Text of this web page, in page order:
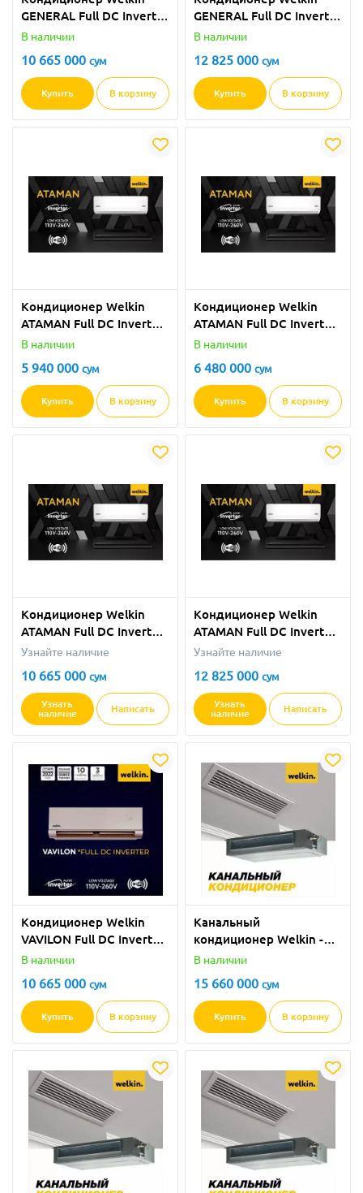
GENERAL Full DС Inverter
- 18 BTU
В наличии
10 665 000 сум
Купить В корзину
GENERAL Full DС Inverter
- 24 BTU
В наличии
12 825 000 сум
Купить В корзину
Кондиционер Welkin
ATAMAN Full DС Inverter
- 09 BTU
В наличии
5 940 000 сум
Купить В корзину
Кондиционер Welkin
ATAMAN Full DС Inverter
- 12 BTU
В наличии
6 480 000 сум
Купить В корзину
Кондиционер Welkin
ATAMAN Full DС Inverter
- 18 BTU
Узнайте наличие
10 665 000 сум
Узнать
наличие
Написать
Кондиционер Welkin
ATAMAN Full DС Inverter
- 24 BTU
Узнайте наличие
12 825 000 сум
Узнать
наличие
Написать
Кондиционер Welkin
VAVILON Full DС Inverter
- 12 BTU
В наличии
10 665 000 сум
Купить В корзину
Канальный
кондиционер Welkin -
24000 BTU
В наличии
15 660 000 сум
Купить В корзину